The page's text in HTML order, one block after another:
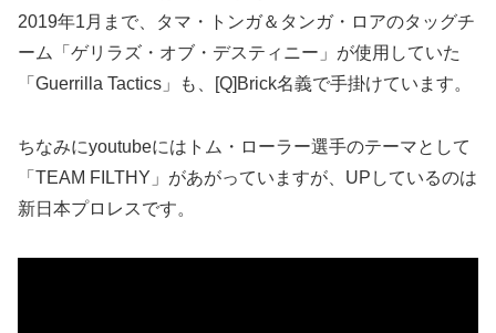
2019年1月まで、タマ・トンガ＆タンガ・ロアのタッグチ
ーム「ゲリラズ・オブ・デスティニー」が使用していた
「Guerrilla Tactics」も、[Q]Brick名義で手掛けています。
ちなみにyoutubeにはトム・ローラー選手のテーマとして
「TEAM FILTHY」があがっていますが、UPしているのは
新日本プロレスです。